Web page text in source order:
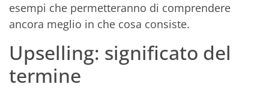
esempi che permetteranno di comprendere
ancora meglio in che cosa consiste.
Upselling: significato del
termine